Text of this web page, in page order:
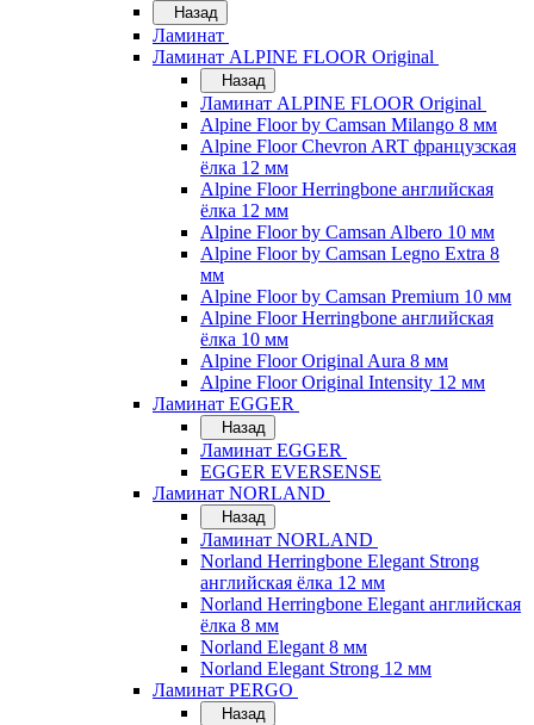
Назад
Ламинат
Ламинат ALPINE FLOOR Original
Назад
Ламинат ALPINE FLOOR Original
Alpine Floor by Camsan Milango 8 мм
Alpine Floor Chevron ART французская
ёлка 12 мм
Alpine Floor Herringbone английская
ёлка 12 мм
Alpine Floor by Camsan Albero 10 мм
Alpine Floor by Camsan Legno Extra 8
мм
Alpine Floor by Camsan Premium 10 мм
Alpine Floor Herringbone английская
ёлка 10 мм
Alpine Floor Original Aura 8 мм
Alpine Floor Original Intensity 12 мм
Ламинат EGGER
Назад
Ламинат EGGER
EGGER EVERSENSE
Ламинат NORLAND
Назад
Ламинат NORLAND
Norland Herringbone Elegant Strong
английская ёлка 12 мм
Norland Herringbone Elegant английская
ёлка 8 мм
Norland Elegant 8 мм
Norland Elegant Strong 12 мм
Ламинат PERGO
Назад